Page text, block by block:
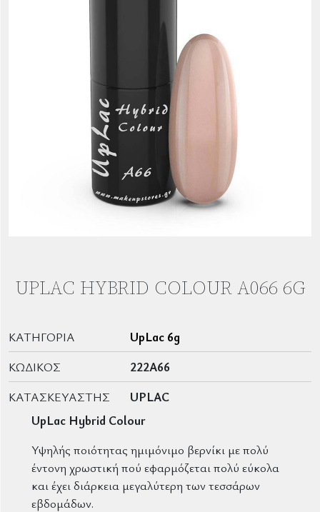
UPLAC HYBRID COLOUR A066 6G
ΚΑΤΗΓΟΡΊΑ
UpLac 6g
ΚΩΔΙΚΌΣ
222A66
ΚΑΤΑΣΚΕΥΑΣΤΉΣ
UPLAC
UpLac Hybrid Colour
Υψηλής ποιότητας ημιμόνιμο βερνίκι με πολύ
έντονη χρωστική πού εφαρμόζεται πολύ εύκολα
και έχει διάρκεια μεγαλύτερη των τεσσάρων
εβδομάδων.